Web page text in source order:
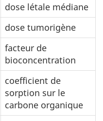
dose létale médiane
dose tumorigène
facteur de
bioconcentration
coefficient de
sorption sur le
carbone organique